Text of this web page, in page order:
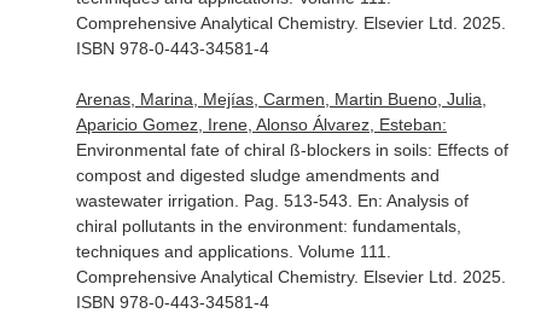
Comprehensive Analytical Chemistry. Elsevier Ltd. 2025.
ISBN 978-0-443-34581-4
Arenas, Marina, Mejías, Carmen, Martin Bueno, Julia,
Aparicio Gomez, Irene, Alonso Álvarez, Esteban:
Environmental fate of chiral ß-blockers in soils: Effects of
compost and digested sludge amendments and
wastewater irrigation. Pag. 513-543. En: Analysis of
chiral pollutants in the environment: fundamentals,
techniques and applications. Volume 111.
Comprehensive Analytical Chemistry. Elsevier Ltd. 2025.
ISBN 978-0-443-34581-4